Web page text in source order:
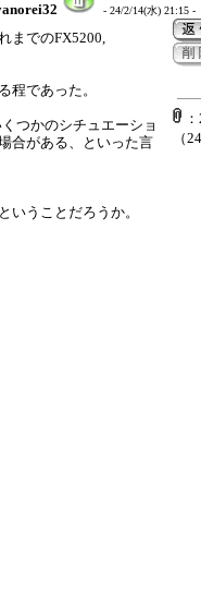
- 24/2/14(水) 21:15 -
までのFX5200,
程であった。
つかのシチュエーショ
合がある、といった言
いうことだろうか。
（